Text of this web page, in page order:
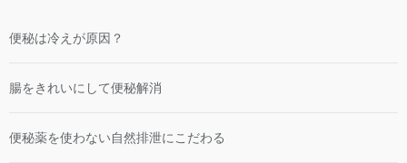
便秘は冷えが原因？
腸をきれいにして便秘解消
便秘薬を使わない自然排泄にこだわる